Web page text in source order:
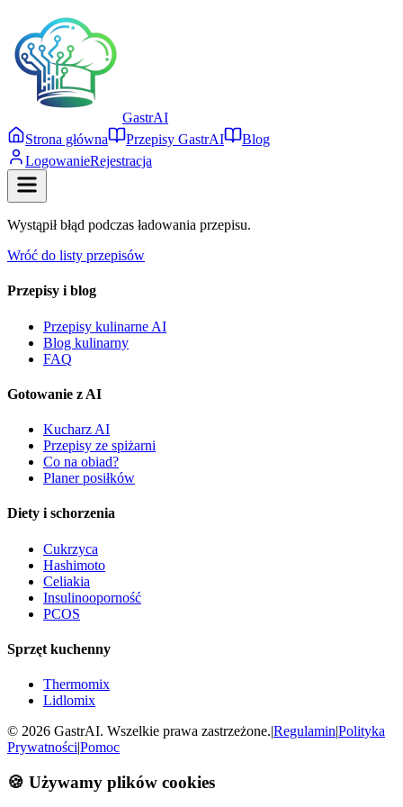
GastrAI
Strona główna
Przepisy GastrAI
Blog
LogowanieRejestracja
Wystąpił błąd podczas ładowania przepisu.
Wróć do listy przepisów
Przepisy i blog
Przepisy kulinarne AI
Blog kulinarny
FAQ
Gotowanie z AI
Kucharz AI
Przepisy ze spiżarni
Co na obiad?
Planer posiłków
Diety i schorzenia
Cukrzyca
Hashimoto
Celiakia
Insulinooporność
PCOS
Sprzęt kuchenny
Thermomix
Lidlomix
© 2026 GastrAI. Wszelkie prawa zastrzeżone.|Regulamin|Polityka
Prywatności|Pomoc
🍪 Używamy plików cookies